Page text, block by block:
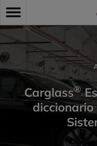
Pasar
contenido
principal
Toggle
Carglass®